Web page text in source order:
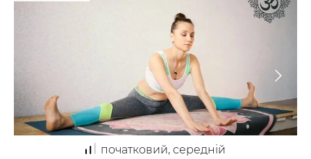
Багато людей шукають способи, щоб позбутися
болю у спині. Працюючи з хребтом, запасіться
терпінням. Для усунення хвороби потрібні роки,
а зупинити програмування та отримати помітне
покращення вдасться вже через кілька місяців.
Практикуючи регулярно, ти забудеш про біль у
спині та отримаєш королівську поставу —
гарантія від Сніжани Москалюк ;)
початковий, середній